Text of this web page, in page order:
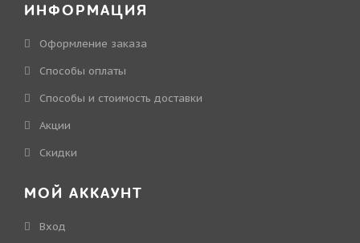
ИНФОРМАЦИЯ
Оформление заказа
Способы оплаты
Способы и стоимость доставки
Акции
Скидки
МОЙ АККАУНТ
Вход